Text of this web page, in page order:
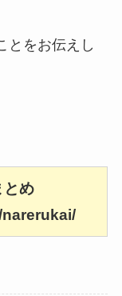
とをお伝えし
とめ